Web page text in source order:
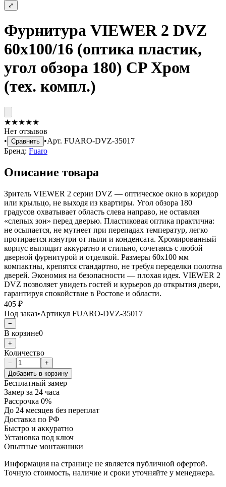
⤢
Фурнитура VIEWER 2 DVZ
60x100/16 (оптика пластик,
угол обзора 180) CP Хром
(тех. компл.)
★★★★★
Нет отзывов
• Сравнить •Арт. FUARO-DVZ-35017
Бренд: Fuaro
Описание товара
Зритель VIEWER 2 серии DVZ — оптическое окно в коридор
или крыльцо, не выходя из квартиры. Угол обзора 180
градусов охватывает область слева направо, не оставляя
«слепых зон» перед дверью. Пластиковая оптика практична:
не осыпается, не мутнеет при перепадах температур, легко
протирается изнутри от пыли и конденсата. Хромированный
корпус выглядит аккуратно и стильно, сочетаясь с любой
дверной фурнитурой и отделкой. Размеры 60х100 мм
компактны, крепятся стандартно, не требуя переделки полотна
дверей. Экономия на безопасности — плохая идея. VIEWER 2
DVZ позволяет увидеть гостей и курьеров до открытия двери,
гарантируя спокойствие в Ростове и области.
405 ₽
Под заказ•Артикул FUARO-DVZ-35017
−
В корзине0
+
Количество
−
+
Добавить в корзину
Бесплатный замер
Замер за 24 часа
Рассрочка 0%
До 24 месяцев без переплат
Доставка по РФ
Быстро и аккуратно
Установка под ключ
Опытные монтажники
Информация на странице не является публичной офертой.
Точную стоимость, наличие и сроки уточняйте у менеджера.